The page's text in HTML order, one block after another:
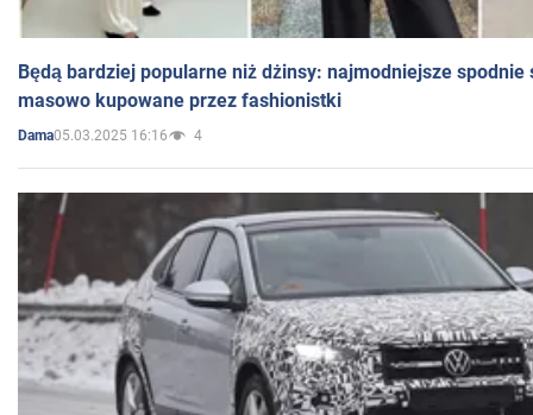
Będą bardziej popularne niż dżinsy: najmodniejsze spodnie
masowo kupowane przez fashionistki
Dama05.03.2025 16:16 4